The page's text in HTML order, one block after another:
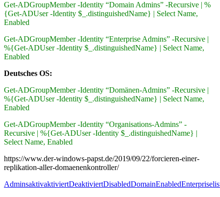
Get-ADGroupMember -Identity “Domain Admins” -Recursive | %
{Get-ADUser -Identity $_.distinguishedName} | Select Name,
Enabled
Get-ADGroupMember -Identity “Enterprise Admins” -Recursive |
%{Get-ADUser -Identity $_.distinguishedName} | Select Name,
Enabled
Deutsches OS:
Get-ADGroupMember -Identity “Domänen-Admins” -Recursive |
%{Get-ADUser -Identity $_.distinguishedName} | Select Name,
Enabled
Get-ADGroupMember -Identity “Organisations-Admins” -
Recursive | %{Get-ADUser -Identity $_.distinguishedName} |
Select Name, Enabled
https://www.der-windows-papst.de/2019/09/22/forcieren-einer-
replikation-aller-domaenenkontroller/
AdminsaktivaktiviertDeaktiviertDisabledDomainEnabledEnterprise